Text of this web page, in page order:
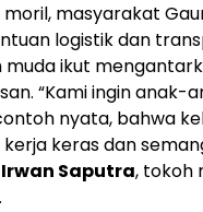
moril, masyarakat
logistik dan
ikut
“Kami ingin anak-
nyata, bahwa
kerja keras dan
Irwan Saputra, tokoh